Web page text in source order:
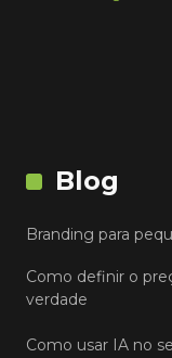
Blog
Branding para
Como definir o
verdade
Como usar IA no